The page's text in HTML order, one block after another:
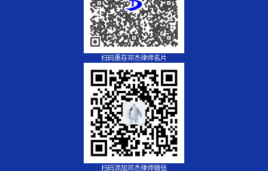
扫码惠存邓杰律师名片
扫码添加邓杰律师微信